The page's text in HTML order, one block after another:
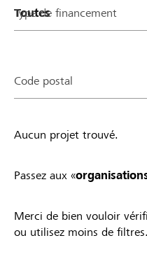
Type de financement
Code postal
Aucun projet trouvé.
Passez aux «
Merci de bien vouloir
ou utilisez moins de filtres.